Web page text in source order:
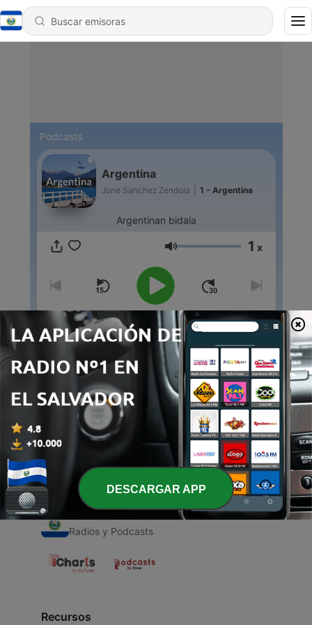
Podcasts
Argentina
Jone Sanchez Zendoia 1 - Argentina
Argentinan bidaia
Volumen 1 x
00:00 00:00
Episodios
1 - Argentina
14 abr. 2020
Radios de El Salvador
Radios y Podcasts
Recursos
DESCARGAR APP